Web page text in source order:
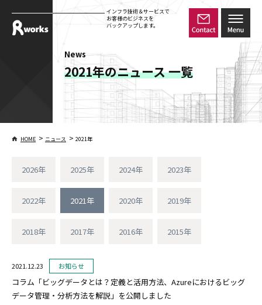
インフラ技術＆サービスで
お客様のビジネスを
バックアップします。
News
2021年のニュース 一覧
HOME > ニュース > 2021年
2026年 2025年 2024年 2023年
2022年 2021年 2020年 2019年
2018年 2017年 2016年 2015年
2021.12.23 お知らせ
コラム「ビッグデータとは？定義と活用方法、Azureにおけるビッグ
データ管理・分析方法を解説」を公開しました